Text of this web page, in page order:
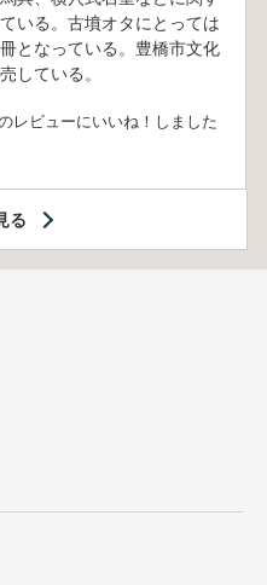
いる。古墳オタにとっては
となっている。豊橋市文化
している。
レビューにいいね！しました
る